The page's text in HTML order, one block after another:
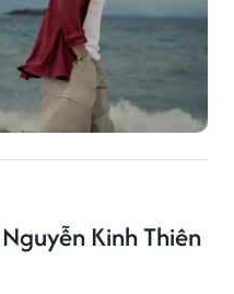
Kinh Thiên